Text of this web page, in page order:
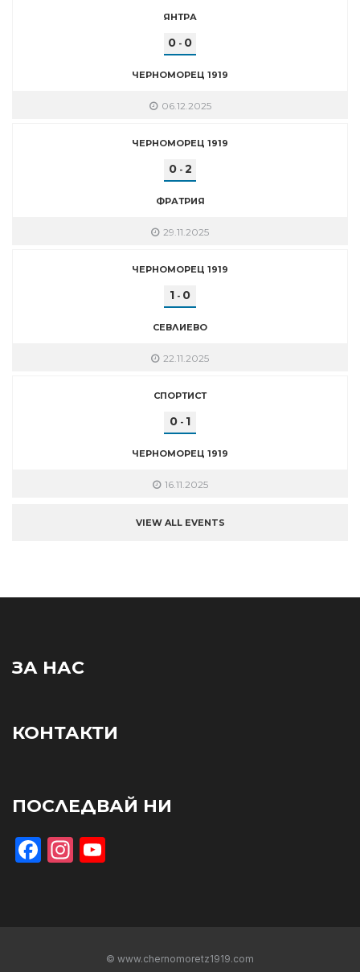
ЯНТРА
0 - 0
ЧЕРНОМОРЕЦ 1919
06.12.2025
ЧЕРНОМОРЕЦ 1919
0- 2
ФРАТРИЯ
29.11.2025
ЧЕРНОМОРЕЦ 1919
1 - 0
СЕВЛИЕВО
22.11.2025
СПОРТИСТ
0 - 1
ЧЕРНОМОРЕЦ 1919
16.11.2025
VIEW ALL EVENTS
ЗА НАС
КОНТАКТИ
ПОСЛЕДВАЙ НИ
Facebook
Instagram
© www.chernomoretz1919.com